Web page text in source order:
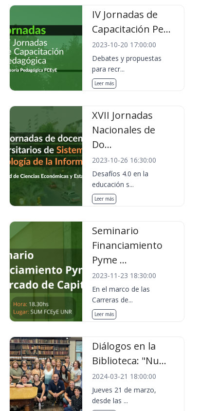
IV Jornadas de
Capacitación Pe...
2023-10-20 17:00:00
Debates y propuestas
para recr...
Leer más
XVII Jornadas
Nacionales de
Do...
2023-10-26 16:30:00
Desafíos 4.0 en la
educación s...
Leer más
Seminario
Financiamiento
Pyme ...
2023-11-23 18:30:00
En el marco de las
Carreras de...
Leer más
Diálogos en la
Biblioteca: "Nu...
2024-03-21 18:00:00
Jueves 21 de marzo,
desde las ...